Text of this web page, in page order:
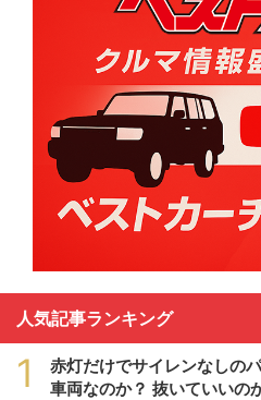
人気記事ランキング
1
赤灯だけでサイレンなしの
車両なのか？ 抜いていいの